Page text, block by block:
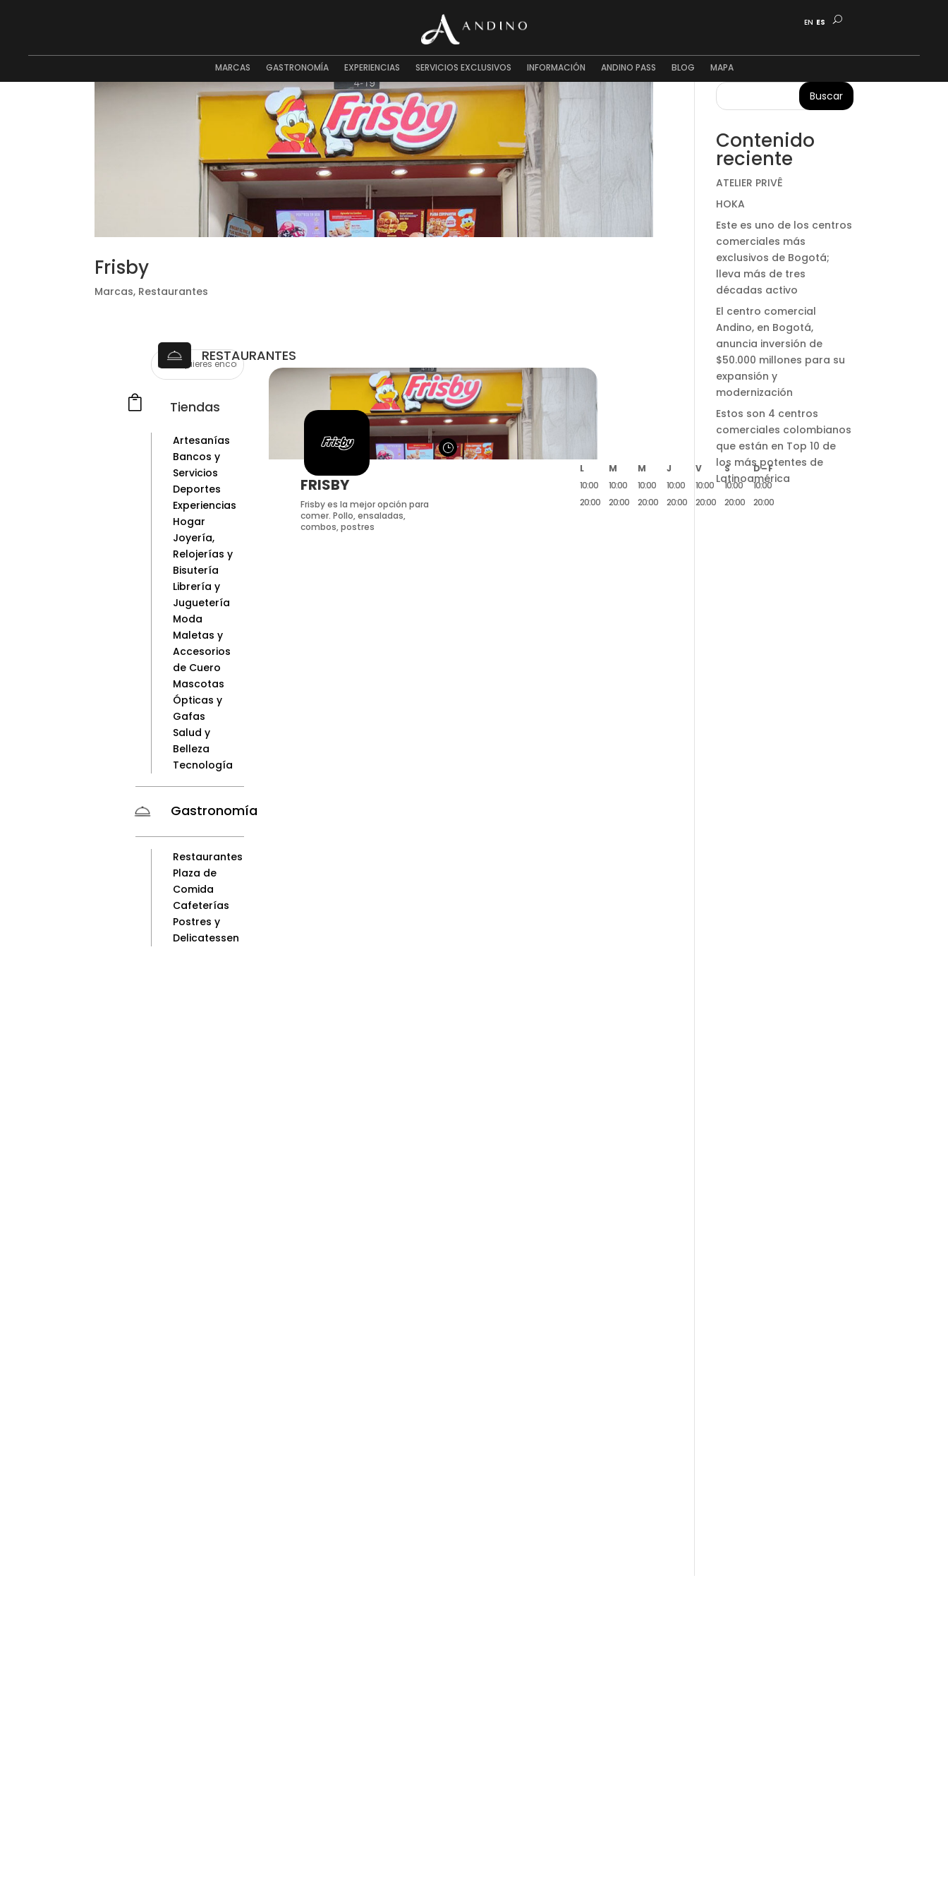
EN ES
MARCAS GASTRONOMÍA EXPERIENCIAS SERVICIOS EXCLUSIVOS INFORMACIÓN ANDINO PASS BLOG MAPA
Frisby
Marcas, Restaurantes
 Tiendas
Artesanías
Bancos y
Servicios
Deportes
Experiencias
Hogar
Joyería,
Relojerías y
Bisutería
Librería y
Juguetería
Moda
Maletas y
Accesorios
de Cuero
Mascotas
Ópticas y
Gafas
Salud y
Belleza
Tecnología
Gastronomía
Restaurantes
Plaza de
Comida
Cafeterías
Postres y
Delicatessen
RESTAURANTES
FRISBY
Frisby es la mejor opción para
comer. Pollo, ensaladas,
combos, postres
L M M J V S
D – F
10:00
20:00
10:00
20:00
10:00
20:00
10:00
20:00
10:00
20:00
10:00
20:00
10:00
20:00
}
Buscar
Contenido
reciente
ATELIER PRIVÊ
HOKA
Este es uno de los centros
comerciales más
exclusivos de Bogotá;
lleva más de tres
décadas activo
El centro comercial
Andino, en Bogotá,
anuncia inversión de
$50.000 millones para su
expansión y
modernización
Estos son 4 centros
comerciales colombianos
que están en Top 10 de
los más potentes de
Latinoamérica